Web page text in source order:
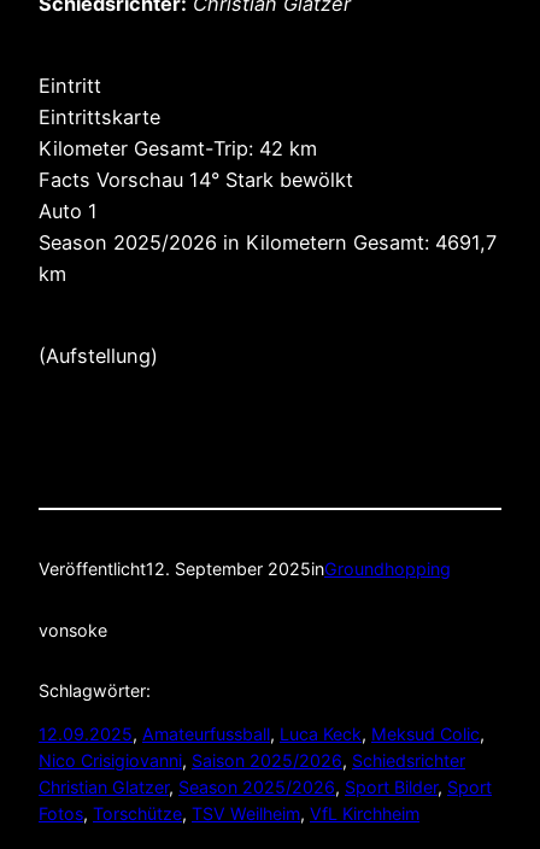
Eintritt
Eintrittskarte
Kilometer Gesamt-Trip: 42 km
Facts Vorschau 14° Stark bewölkt
Auto 1
Season 2025/2026 in Kilometern Gesamt: 4691,7
km
(Aufstellung)
Veröffentlicht12. September 2025inGroundhopping
vonsoke
Schlagwörter:
12.09.2025, Amateurfussball, Luca Keck, Meksud Colic
Nico Crisigiovanni, Saison 2025/2026, Schiedsrichter
Christian Glatzer, Season 2025/2026, Sport Bilder, Sport
Fotos, Torschütze, TSV Weilheim, VfL Kirchheim